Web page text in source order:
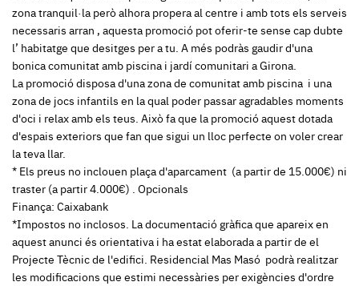
zona tranquil·la però alhora propera al centre i amb tots els serveis
necessaris arran , aquesta promoció pot oferir-te sense cap dubte
l’ habitatge que desitges per a tu. A més podràs gaudir d'una
bonica comunitat amb piscina i jardí comunitari a Girona.
La promoció disposa d'una zona de comunitat amb piscina i una
zona de jocs infantils en la qual poder passar agradables moments
d'oci i relax amb els teus. Això fa que la promoció aquest dotada
d'espais exteriors que fan que sigui un lloc perfecte on voler crear
la teva llar.
* Els preus no inclouen plaça d'aparcament (a partir de 15.000€) ni
traster (a partir 4.000€) . Opcionals
Finança: Caixabank
*Impostos no inclosos. La documentació gràfica que apareix en
aquest anunci és orientativa i ha estat elaborada a partir de el
Projecte Tècnic de l'edifici. Residencial Mas Masó podrà realitzar
les modificacions que estimi necessàries per exigències d'ordre